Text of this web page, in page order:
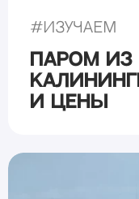
#Изучаем
Паром из
и цены